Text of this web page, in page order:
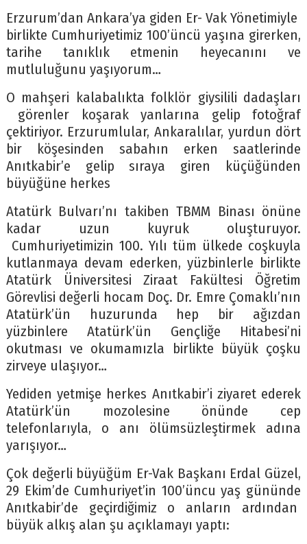
Erzurum’dan Ankara’ya giden Er- Vak Yönetimiyle
birlikte Cumhuriyetimiz 100’üncü yaşına girerken,
tarihe tanıklık etmenin heyecanını ve
mutluluğunu yaşıyorum…
O mahşeri kalabalıkta folklör giysilili dadaşları
görenler koşarak yanlarına gelip fotoğraf
çektiriyor. Erzurumlular, Ankaralılar, yurdun dört
bir köşesinden sabahın erken saatlerinde
Anıtkabir’e gelip sıraya giren küçüğünden
büyüğüne herkes
Atatürk Bulvarı’nı takiben TBMM Binası önüne
kadar uzun kuyruk oluşturuyor.
Cumhuriyetimizin 100. Yılı tüm ülkede coşkuyla
kutlanmaya devam ederken, yüzbinlerle birlikte
Atatürk Üniversitesi Ziraat Fakültesi Öğretim
Görevlisi değerli hocam Doç. Dr. Emre Çomaklı’nın
Atatürk’ün huzurunda hep bir ağızdan
yüzbinlere Atatürk’ün Gençliğe Hitabesi’ni
okutması ve okumamızla birlikte büyük çoşku
zirveye ulaşıyor…
Yediden yetmişe herkes Anıtkabir’i ziyaret ederek
Atatürk’ün mozolesine önünde cep
telefonlarıyla, o anı ölümsüzleştirmek adına
yarışıyor…
Çok değerli büyüğüm Er-Vak Başkanı Erdal Güzel,
29 Ekim’de Cumhuriyet’in 100’üncu yaş gününde
Anıtkabir’de geçirdiğimiz o anların ardından
büyük alkış alan şu açıklamayı yaptı: